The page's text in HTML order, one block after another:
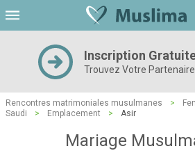
Inscription
Trouvez Votre
Rencontres matrimoniales musulmanes >
Saudi
> Emplacement > Asir
Mariage